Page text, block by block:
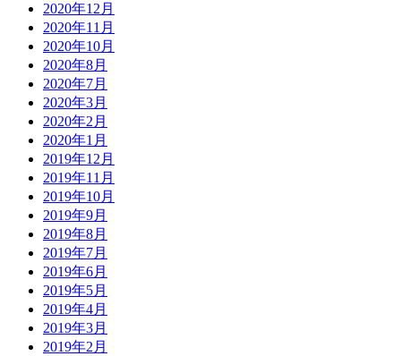
2020年12月
2020年11月
2020年10月
2020年8月
2020年7月
2020年3月
2020年2月
2020年1月
2019年12月
2019年11月
2019年10月
2019年9月
2019年8月
2019年7月
2019年6月
2019年5月
2019年4月
2019年3月
2019年2月